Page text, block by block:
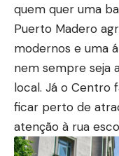
quem quer uma
Puerto Madero
modernos e uma
nem sempre seja
local. Já o Centro
ficar perto de
atenção à rua